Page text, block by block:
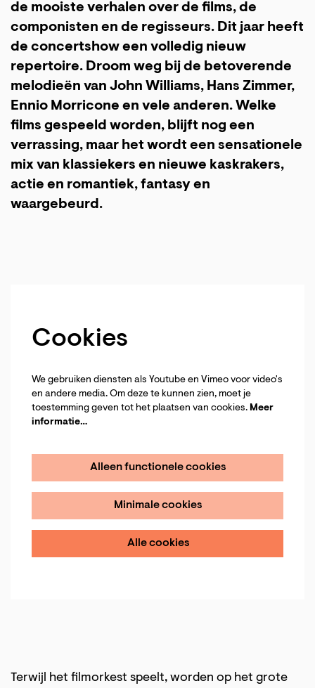
de mooiste verhalen over de films, de
componisten en de regisseurs. Dit jaar heeft
de concertshow een volledig nieuw
repertoire. Droom weg bij de betoverende
melodieën van John Williams, Hans Zimmer,
Ennio Morricone en vele anderen. Welke
films gespeeld worden, blijft nog een
verrassing, maar het wordt een sensationele
mix van klassiekers en nieuwe kaskrakers,
actie en romantiek, fantasy en
waargebeurd.
Cookies
We gebruiken diensten als Youtube en Vimeo voor video's
en andere media. Om deze te kunnen zien, moet je
toestemming geven tot het plaatsen van cookies. Meer
informatie…
Alleen functionele cookies
Minimale cookies
Alle cookies
Terwijl het filmorkest speelt, worden op het grote